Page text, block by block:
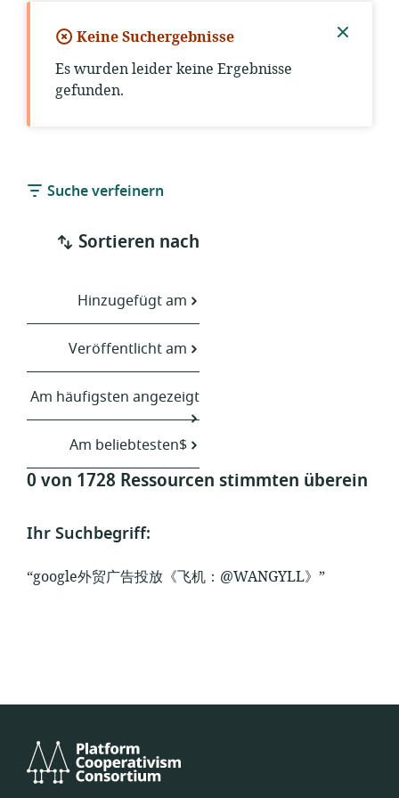
Keine Suchergebnisse
Es wurden leider keine Ergebnisse
gefunden.
Suche verfeinern
Sortieren nach
Hinzugefügt am
Veröffentlicht am
Am häufigsten angezeigt
Am beliebtesten$
0 von 1728 Ressourcen stimmten überein
Ihr Suchbegriff:
“google外贸广告投放《飞机：@WANGYLL》”
Platform